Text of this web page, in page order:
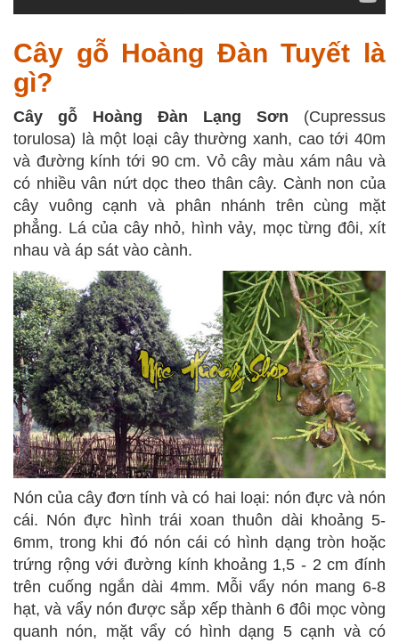
Cây gỗ Hoàng Đàn Tuyết là
gì?
Cây gỗ Hoàng Đàn Lạng Sơn (Cupressus
torulosa) là một loại cây thường xanh, cao tới 40m
và đường kính tới 90 cm. Vỏ cây màu xám nâu và
có nhiều vân nứt dọc theo thân cây. Cành non của
cây vuông cạnh và phân nhánh trên cùng mặt
phẳng. Lá của cây nhỏ, hình vảy, mọc từng đôi, xít
nhau và áp sát vào cành.
Nón của cây đơn tính và có hai loại: nón đực và nón
cái. Nón đực hình trái xoan thuôn dài khoảng 5-
6mm, trong khi đó nón cái có hình dạng tròn hoặc
trứng rộng với đường kính khoảng 1,5 - 2 cm đính
trên cuống ngắn dài 4mm. Mỗi vẩy nón mang 6-8
hạt, và vẩy nón được sắp xếp thành 6 đôi mọc vòng
quanh nón, mặt vẩy có hình dạng 5 cạnh và có